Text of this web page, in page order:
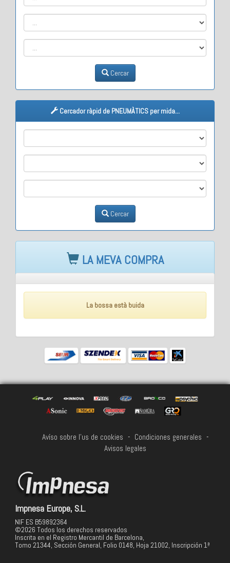
Cercar
Cercador ràpid de PNEUMÀTICS per mida...
Cercar
LA MEVA COMPRA
La bossa està buida
Avíso sobre l'us de cookies - Condiciones generales -
Avisos legales
Impnesa Europe, S.L.
NIF ES B59892364
©2026 Todos los derechos reservados
Inscrita en el Registro Mercantil de Barcelona,
Tomo 21344, Sección General, Folio 0148, Hoja 21002, Inscripción 1ª